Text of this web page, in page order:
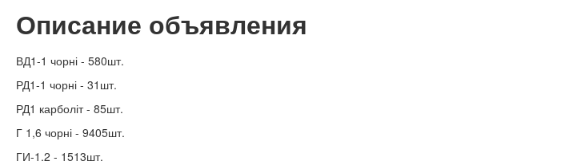
Описание объявления
ВД1-1 чорні - 580шт.
РД1-1 чорні - 31шт.
РД1 карболіт - 85шт.
Г 1,6 чорні - 9405шт.
ГИ-1,2 - 1513шт.